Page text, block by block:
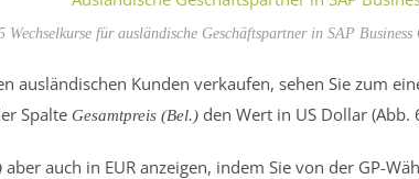
Wechselkurse für ausländische Geschäftspartner in SAP Business
ausländischen Kunden verkaufen, sehen Sie zum
Spalte Gesamtpreis (Bel.) den Wert in US Dollar (Abb.
aber auch in EUR anzeigen, indem Sie von der GP-